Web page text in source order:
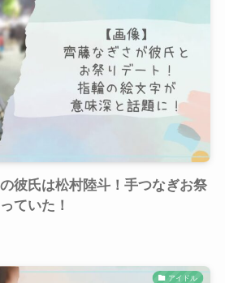
彼氏は松村陸斗！手つなぎお祭
ていた！
アイドル